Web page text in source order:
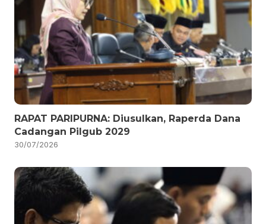
RAPAT PARIPURNA: Diusulkan, Raperda Dana
Cadangan Pilgub 2029
30/07/2026